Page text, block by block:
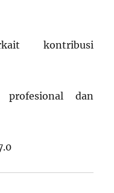
kontribusi
profesional dan